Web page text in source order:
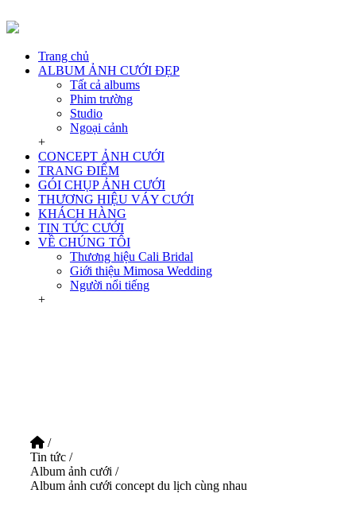
Trang chủ
ALBUM ẢNH CƯỚI ĐẸP
Tất cả albums
Phim trường
Studio
Ngoại cảnh
+
CONCEPT ẢNH CƯỚI
TRANG ĐIỂM
GÓI CHỤP ẢNH CƯỚI
THƯƠNG HIỆU VÁY CƯỚI
KHÁCH HÀNG
TIN TỨC CƯỚI
VỀ CHÚNG TÔI
Thương hiệu Cali Bridal
Giới thiệu Mimosa Wedding
Người nổi tiếng
+
/
Tin tức /
Album ảnh cưới /
Album ảnh cưới concept du lịch cùng nhau